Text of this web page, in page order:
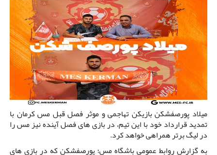
میلاد پورصفشکن بازیکن تهاجمی و موثر فصل قبل مس کرمان با
تمدید قرارداد خود با این تیم، در بازی های فصل آینده نیز مس را
در لیگ برتر همراهی خواهد کرد.
به گزارش روابط عمومی باشگاه مس؛ پورصفشکن که در بازی های